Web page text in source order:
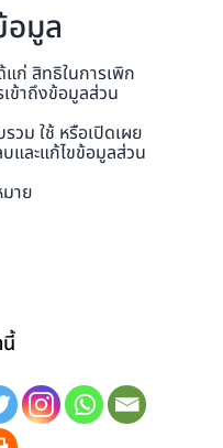
อมูล
แก่ สิทธิในการเพิก
ข้าถึงข้อมูลส่วน
วม ใช้ หรือเปิดเผย
และแก้ไขข้อมูลส่วน
าย